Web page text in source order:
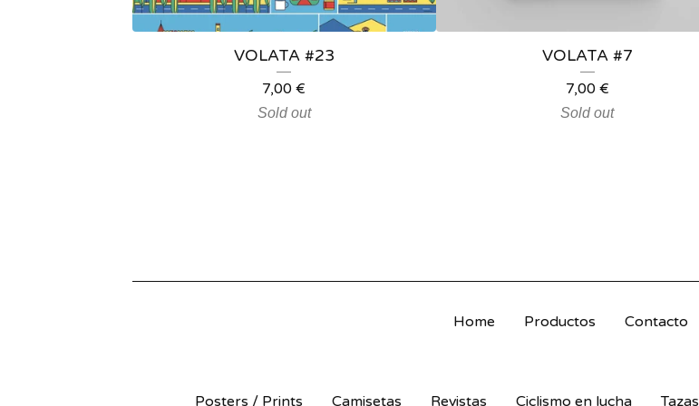
VOLATA #23
7,00€
Sold out
VOLATA #7
7,00 €
Sold out
Home Productos Contacto
Posters / Prints Camisetas Revistas Ciclismo en lucha Tazas